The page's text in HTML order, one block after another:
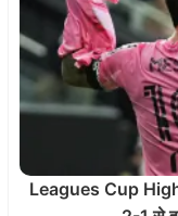
Leagues Cup